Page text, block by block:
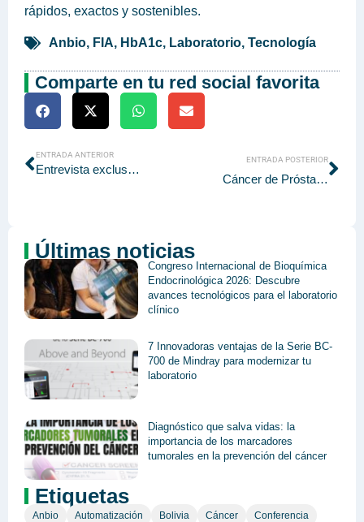
rápidos, exactos y sostenibles.
Anbio, FIA, HbA1c, Laboratorio, Tecnología
Comparte en tu red social favorita
ENTRADA ANTERIOR
Entrevista exclusiva: el impacto innovador de Q&Q Medical en República Dominicana
ENTRADA POSTERIOR
Cáncer de Próstata: La Importancia Vital del Diagnóstico Temprano con PSA
Últimas noticias
Congreso Internacional de Bioquímica
Endocrinológica 2026: Descubre
avances tecnológicos para el laboratorio
clínico
7 Innovadoras ventajas de la Serie BC-
700 de Mindray para modernizar tu
laboratorio
Diagnóstico que salva vidas: la
importancia de los marcadores
tumorales en la prevención del cáncer
Etiquetas
Anbio Automatización Bolivia Cáncer
Conferencia